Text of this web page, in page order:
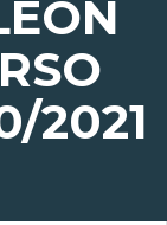
2021